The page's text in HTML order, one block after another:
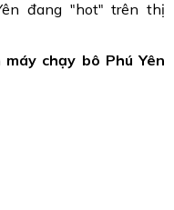
đang "hot" trên thị
máy chạy bô Phú Yên